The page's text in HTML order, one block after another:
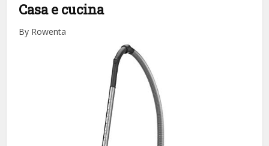
Casa e cucina
By Rowenta